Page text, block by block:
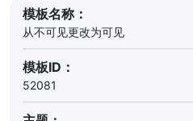
模板名称：
从不可见更改为可见
模板ID：
52081